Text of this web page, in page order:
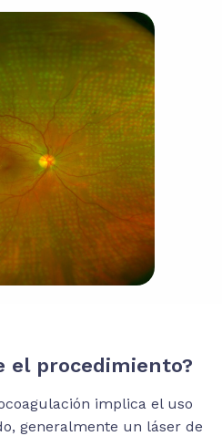
el procedimiento?
implica el uso
generalmente un láser de